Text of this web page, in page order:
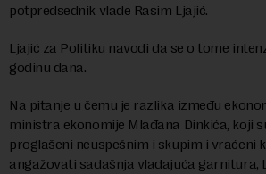
potpredsednik vlade Rasim Ljajić.
Ljajić za Politiku navodi da se o tome
godinu dana.
Na pitanje u čemu je razlika između
ministra ekonomije Mlađana Dinkića, koji
proglašeni neuspešnim i skupim i vraćeni
angažovati sadašnja vladajuća garnitura,